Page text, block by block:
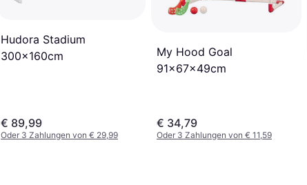
Hudora Stadium
300x160cm
€ 89,99
Oder 3 Zahlungen von € 29,99
My Hood Goal
91x67x49cm
€ 34,79
Oder 3 Zahlungen von € 11,59